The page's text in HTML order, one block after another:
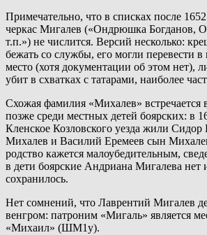
Примечательно, что в списках после
черкас Мигалев («Ондрюшка Богданов,
т.п.») не числится. Версий несколько:
бежать со службы, его могли перевести в
место (хотя документации об этом нет),
убит в схватках с татарами, наиболее
Схожая фамилия «Михалев» встречается
позже среди местных детей боярских: в
Кленское Козловского уезда жили Сидор
Михалев и Василий Еремеев сын
родство кажется малоубедительным,
в дети боярские Андриана Мигалева нет
сохранилось.
Нет сомнений, что Лаврентий Мигалев
венгром: патроним «Мигаль» является
«Михаил» (ШМ1у).